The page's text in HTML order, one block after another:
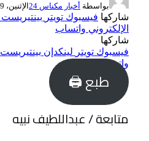
بواسطة أخبار مكناس 24 الإثنين، 29 مارس 2021
شاركها فيسبوك تويتر بينتيريست
الإلكتروني واتساب
شاركها
فيسبوك تويتر لينكدإن بينتيريست
واتساب
طبع 🖨
متابعة / عبداللطيف نبيه